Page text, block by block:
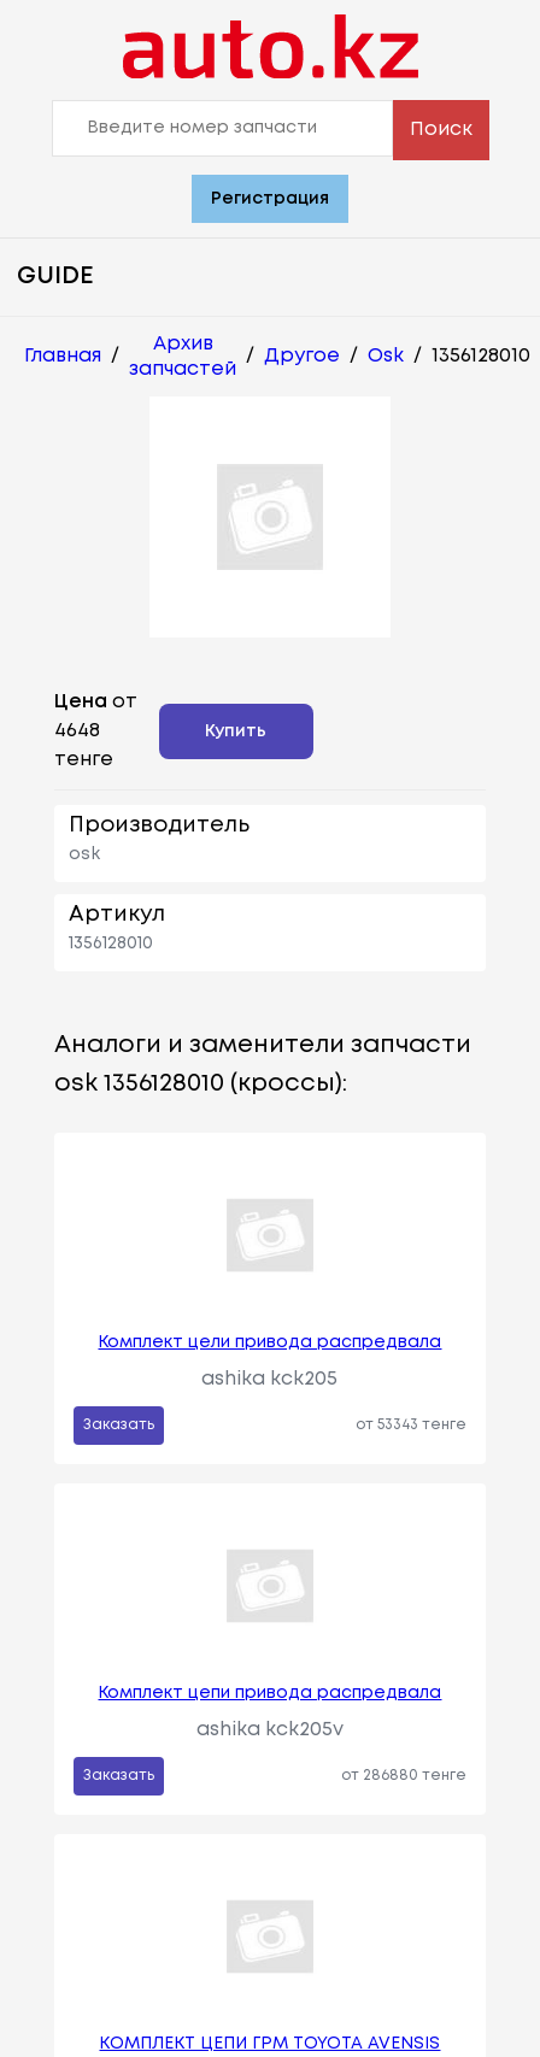
Поиск
Регистрация
GUIDE
Главная /
Архив
запчастей
/ Другое / Osk / 1356128010
Цена от
4648
тенге
Купить
Производитель
osk
Артикул
1356128010
Аналоги и заменители запчасти
osk 1356128010 (кроссы):
Комплект цели привода распредвала
ashika kck205
Заказать от 53343 тенге
Комплект цепи привода распредвала
ashika kck205v
Заказать от 286880 тенге
КОМПЛЕКТ ЦЕПИ ГРМ TOYOTA AVENSIS